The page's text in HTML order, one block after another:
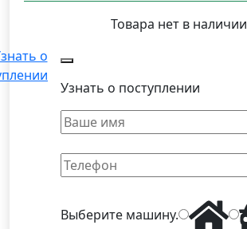
Товара нет в наличии
о
Узнать о поступлении
Выберите машину.